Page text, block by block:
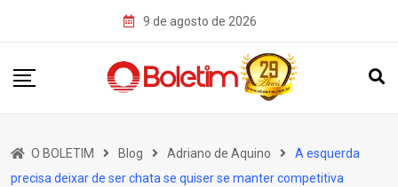
9 de agosto de 2026
O BOLETIM Blog Adriano de Aquino
A esquerda
precisa deixar de ser chata se quiser se manter competitiva